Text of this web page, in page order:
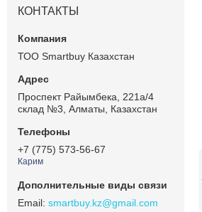
КОНТАКТЫ
ТОО Smartbuy Казахстан
Проспект Райымбека, 221а/4
склад №3, Алматы, Казахстан
+7 (775) 573-56-67
Карим
smartbuy.kz@gmail.com